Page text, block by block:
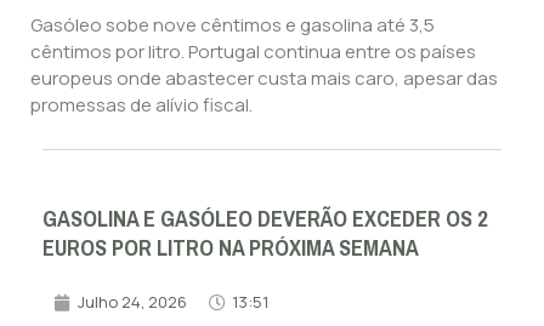
Gasóleo sobe nove cêntimos e gasolina até 3,5
cêntimos por litro. Portugal continua entre os países
europeus onde abastecer custa mais caro, apesar das
promessas de alívio fiscal.
GASOLINA E GASÓLEO DEVERÃO EXCEDER OS 2
EUROS POR LITRO NA PRÓXIMA SEMANA
Julho 24, 2026 13:51